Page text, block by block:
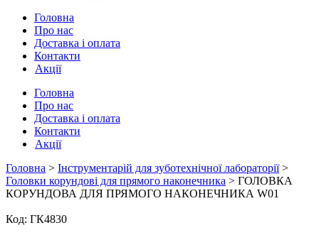
Головна
Про нас
Доставка і оплата
Контакти
Акції
Головна
Про нас
Доставка і оплата
Контакти
Акції
Головна > Інструментарій для зуботехнічної лабораторії>
Головки корундові для прямого наконечника > ГОЛОВКА
КОРУНДОВА ДЛЯ ПРЯМОГО НАКОНЕЧНИКА W01
Код: ГК4830